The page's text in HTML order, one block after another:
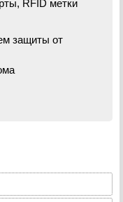
RFID метки
защиты от